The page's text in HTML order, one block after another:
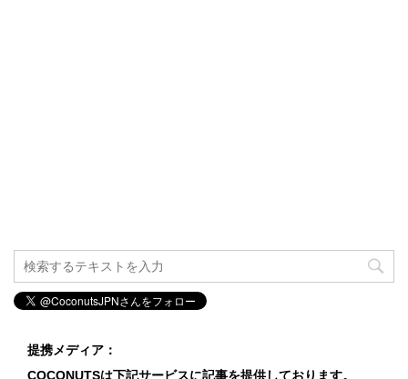
提携メディア：
COCONUTSは下記サービスに記事を提供しております。